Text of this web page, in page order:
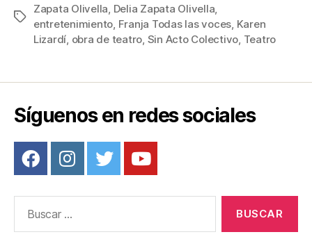
e
b
o
k
er
e
st
p
ar
Etiquetas
Zapata Olivella, Delia Zapata Olivella,
entretenimiento, Franja Todas las voces, Karen
Lizardí, obra de teatro, Sin Acto Colectivo, Teatro
Síguenos en redes sociales